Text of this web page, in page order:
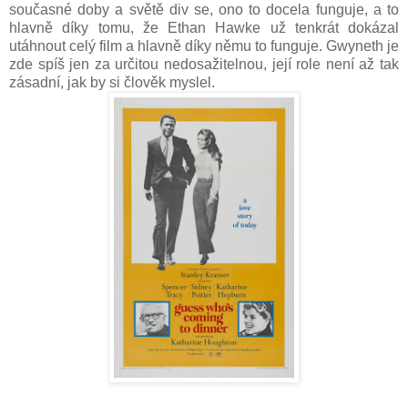
současné doby a světě div se, ono to docela funguje, a to
hlavně díky tomu, že Ethan Hawke už tenkrát dokázal
utáhnout celý film a hlavně díky němu to funguje. Gwyneth je
zde spíš jen za určitou nedosažitelnou, její role není až tak
zásadní, jak by si člověk myslel.